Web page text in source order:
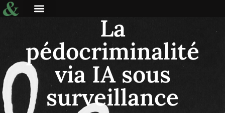
La
pédocriminalité
via IA sous
surveillance